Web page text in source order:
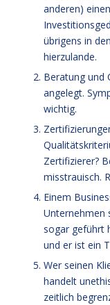
anderen)
übrigens in
hierzulande.
Beratung und
angelegt.
wichtig.
Zertifizierer?
misstrauisch.
Einem
Unternehmen
sogar geführt
und er ist ein
Wer seinen
handelt
zeitlich